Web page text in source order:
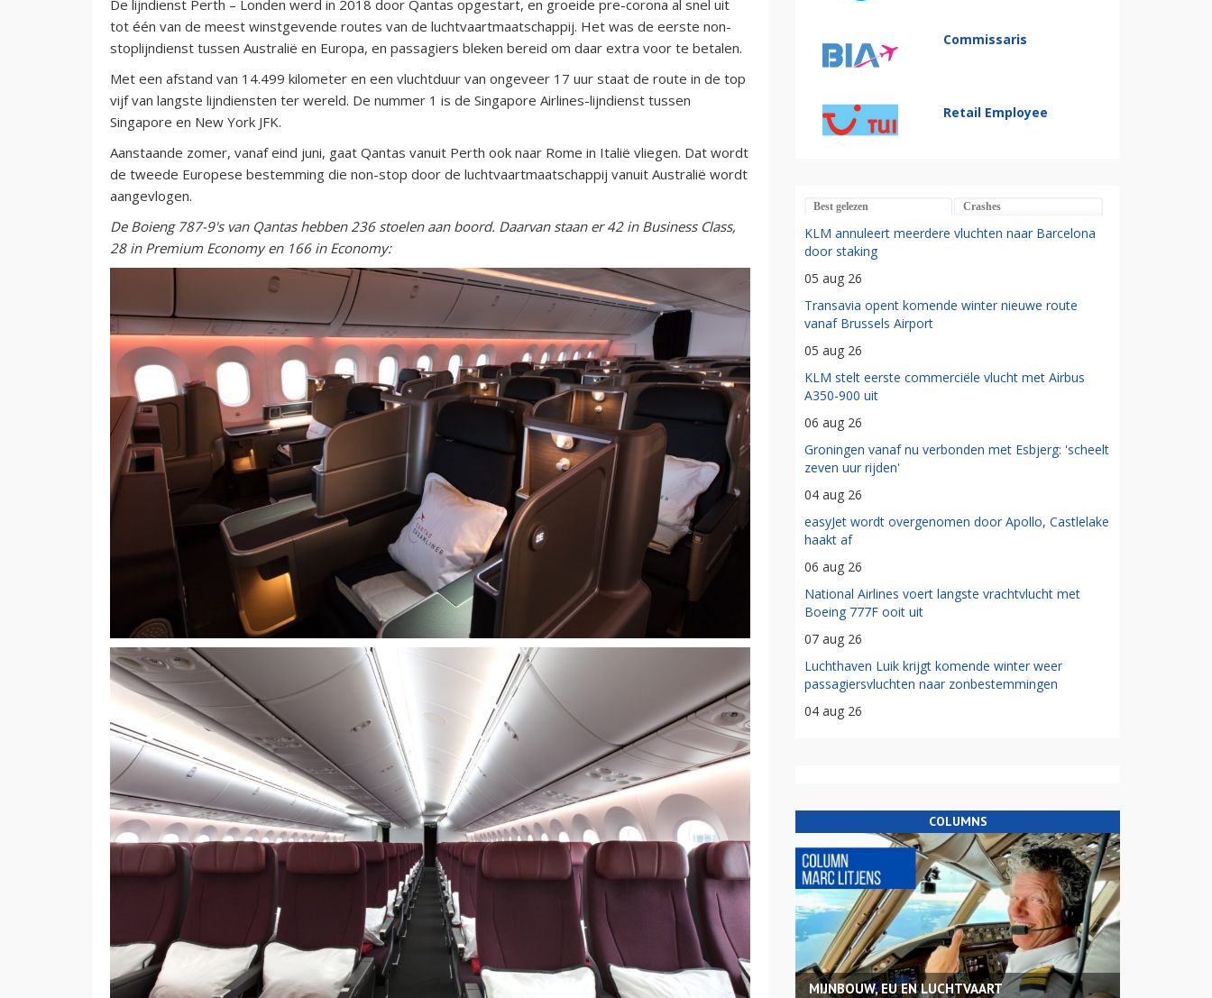
De lijndienst Perth – Londen werd in 2018 door Qantas opgestart, en groeide pre-corona al snel uit
tot één van de meest winstgevende routes van de luchtvaartmaatschappij. Het was de eerste non-
stoplijndienst tussen Australië en Europa, en passagiers bleken bereid om daar extra voor te betalen.
Met een afstand van 14.499 kilometer en een vluchtduur van ongeveer 17 uur staat de route in de top
vijf van langste lijndiensten ter wereld. De nummer 1 is de Singapore Airlines-lijndienst tussen
Singapore en New York JFK.
Aanstaande zomer, vanaf eind juni, gaat Qantas vanuit Perth ook naar Rome in Italië vliegen. Dat wordt
de tweede Europese bestemming die non-stop door de luchtvaartmaatschappij vanuit Australië wordt
aangevlogen.
De Boieng 787-9's van Qantas hebben 236 stoelen aan boord. Daarvan staan er 42 in Business Class,
28 in Premium Economy en 166 in Economy:
Commissaris
Retail Employee
Best gelezen Crashes
KLM annuleert meerdere vluchten naar Barcelona
door staking
05 aug 26
Transavia opent komende winter nieuwe route
vanaf Brussels Airport
05 aug 26
KLM stelt eerste commerciële vlucht met Airbus
A350-900 uit
06 aug 26
Groningen vanaf nu verbonden met Esbjerg: 'scheelt
zeven uur rijden'
04 aug 26
easyJet wordt overgenomen door Apollo, Castlelake
haakt af
06 aug 26
National Airlines voert langste vrachtvlucht met
Boeing 777F ooit uit
07 aug 26
Luchthaven Luik krijgt komende winter weer
passagiersvluchten naar zonbestemmingen
04 aug 26
COLUMNS
MIJNBOUW, EU EN LUCHTVAART